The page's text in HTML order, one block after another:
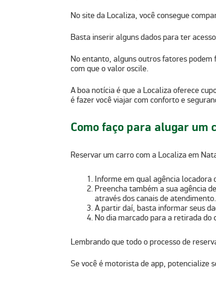
No site da Localiza, você consegue
Basta inserir alguns dados para ter
No entanto, alguns outros fatores podem
com que o valor oscile.
A boa notícia é que a Localiza oferece
é fazer você viajar com conforto e
Como faço para alugar um
Reservar um carro com a Localiza em
Informe em qual agência locadora
Preencha também a sua agência
através dos canais de atendimento.
A partir daí, basta informar seus
No dia marcado para a retirada do
Lembrando quetodo o processo de
Se você é motorista de app, potencialize